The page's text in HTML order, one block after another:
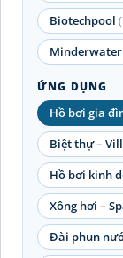
Biotechpool
Minderwater
ỨNG DỤNG
Hồ bơi gia
Biệt thự –
Hồ bơi kinh
Xông hơi –
Đài phun